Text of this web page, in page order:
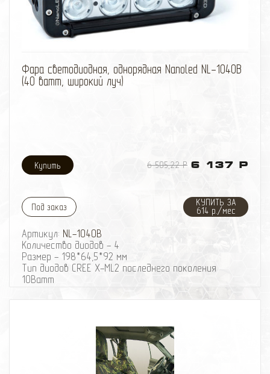
внедорожной эксплуатации автомобиль и нанести
увечья окружающим людям.
Разрывная нагрузка - 15 тонн.
Фара светодиодная, однорядная Nanoled NL-1040B
(40 ватт, широкий луч)
6 505,22 Р 6 137 Р
Под заказ
КУПИТЬ ЗА
614 р./мес
Артикул: NL-1040B
Количество диодов - 4
Размер - 198*64,5*92 мм
Тип диодов CREE X-ML2 последнего поколения
10Ватт
Цветовая температура Кельвинов 4800 К
Яркость Люмен не менее 4800
Рабочее напряжение 9-70 вольт
Потребляемый ток при 12 вольт, А 3,34
Размер длина, высота, глубина 198*64,5*92 мм
Влагозащищенность ip 68